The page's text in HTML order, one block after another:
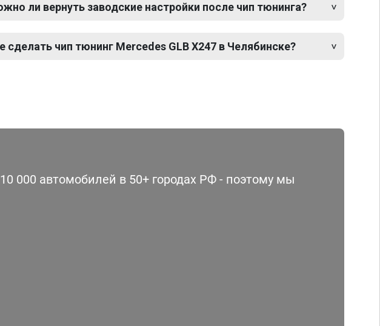
ли вернуть заводские настройки после чип тюнинга?
сделать чип тюнинг Mercedes GLB X247 в Челябинске?
000 автомобилей в 50+ городах РФ - поэтому мы